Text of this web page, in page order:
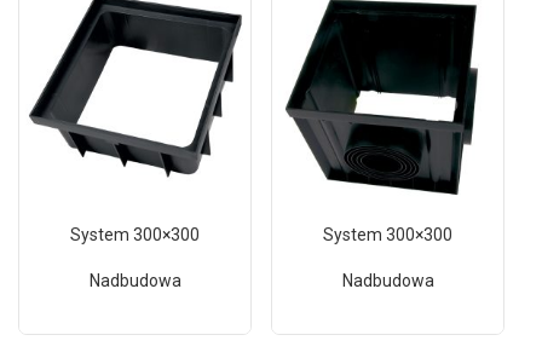
System 300×300
Nadbudowa
System 300×300
Nadbudowa